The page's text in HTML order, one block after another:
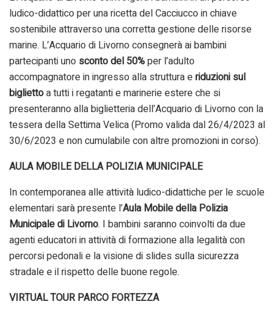
ludico-didattico per una ricetta del Cacciucco in chiave
sostenibile attraverso una corretta gestione delle risorse
marine. L’Acquario di Livorno consegnerà ai bambini
partecipanti uno sconto del 50%per l’adulto
accompagnatore in ingresso alla struttura eriduzioni sul
bigliettoa tutti i regatanti e marinerie estere che si
presenteranno alla biglietteria dell’Acquario di Livorno con la
tessera della Settima Velica (Promo valida dal 26/4/2023 al
30/6/2023 e non cumulabile con altre promozioni in corso).
AULA MOBILE DELLA POLIZIA MUNICIPALE
In contemporanea alle attività ludico-didattiche per le scuole
elementari sarà presente l’Aula Mobile della Polizia
Municipale di Livorno. I bambini saranno coinvolti da due
agenti educatori in attività di formazione alla legalità con
percorsi pedonali e la visione di slides sulla sicurezza
stradale e il rispetto delle buone regole.
VIRTUAL TOUR PARCO FORTEZZA